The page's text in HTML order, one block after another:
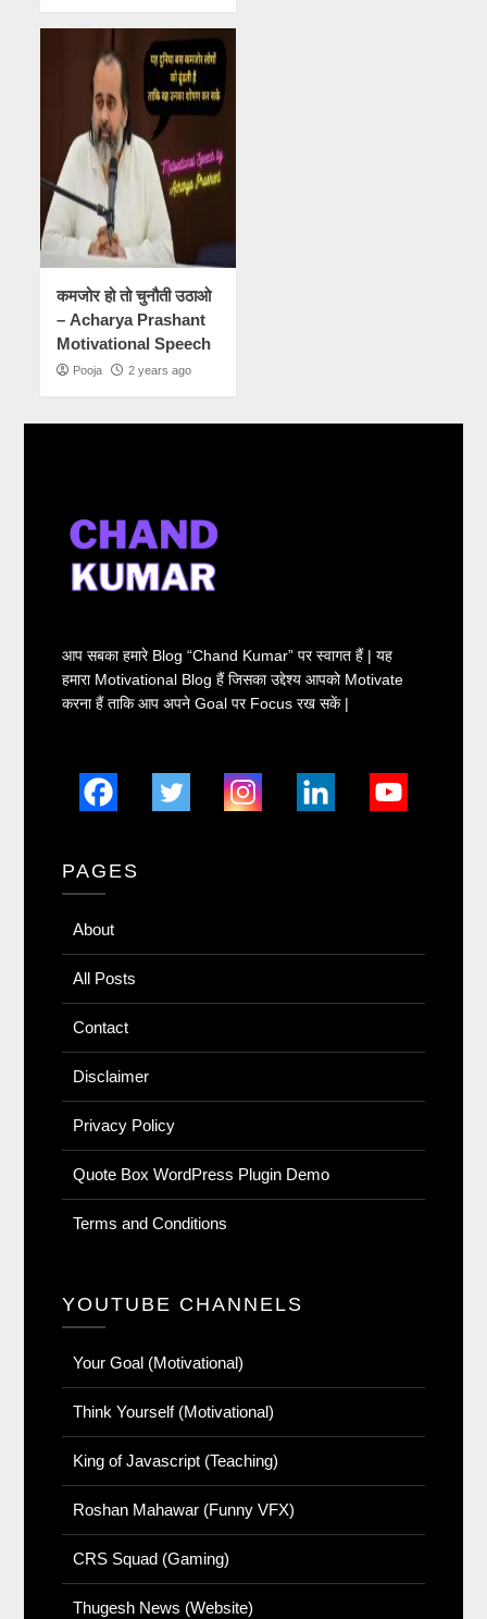
कमजोर हो तो चुनौती उठाओ
– Acharya Prashant
Motivational Speech
Pooja 2 years ago
आप सबका हमारे Blog “Chand Kumar” पर स्वागत हैं | यह
हमारा Motivational Blog हैं जिसका उद्देश्य आपको Motivate
करना हैं ताकि आप अपने Goal पर Focus रख सकें |
PAGES
About
All Posts
Contact
Disclaimer
Privacy Policy
Quote Box WordPress Plugin Demo
Terms and Conditions
YOUTUBE CHANNELS
Your Goal (Motivational)
Think Yourself (Motivational)
King of Javascript (Teaching)
Roshan Mahawar (Funny VFX)
CRS Squad (Gaming)
Thugesh News (Website)